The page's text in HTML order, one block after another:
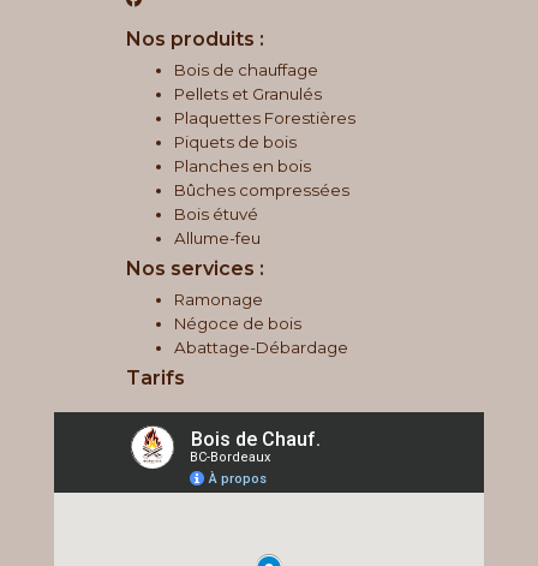
Nos produits :
Bois de chauffage
Pellets et Granulés
Plaquettes Forestières
Piquets de bois
Planches en bois
Bûches compressées
Bois étuvé
Allume-feu
Nos services :
Ramonage
Négoce de bois
Abattage-Débardage
Tarifs